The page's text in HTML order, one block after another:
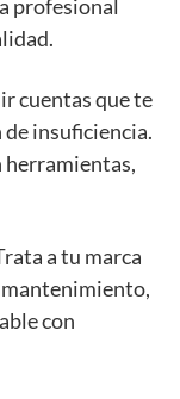
profesional
cuentas que te
insuficiencia.
herramientas,
a tu marca
con